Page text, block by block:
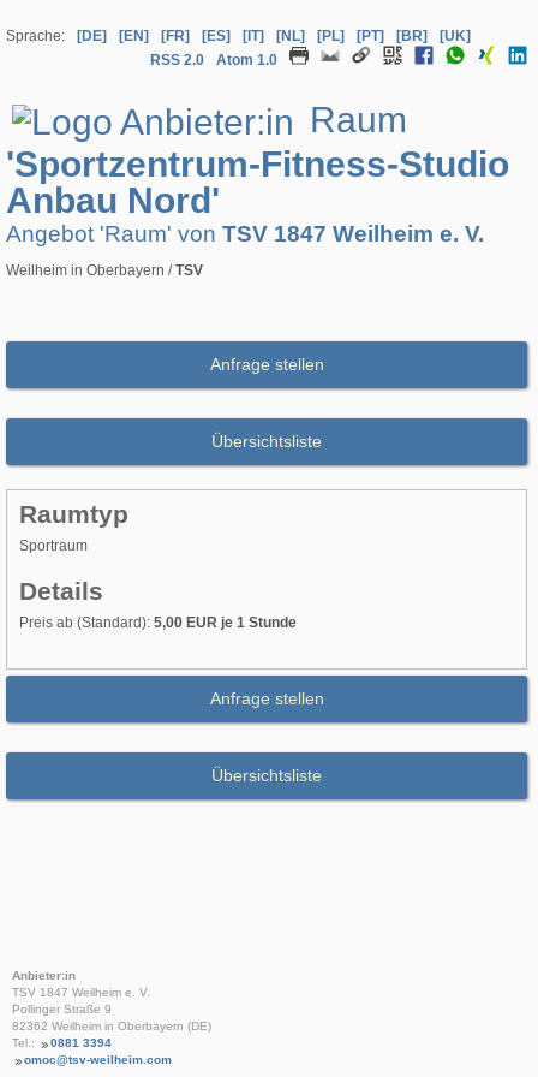
Sprache: [DE] [EN] [FR] [ES] [IT] [NL] [PL] [PT] [BR]
[UK]
RSS 2.0
Atom 1.0
Raum
'Sportzentrum-Fitness-Studio
Anbau Nord'
Angebot 'Raum' von TSV 1847 Weilheim e. V.
Weilheim in Oberbayern /TSV
Anfrage stellen
Übersichtsliste
Raumtyp
Sportraum
Details
Preis ab (Standard): 5,00 EUR je 1 Stunde
Anfrage stellen
Übersichtsliste
Anbieter:in
TSV 1847 Weilheim e. V.
Pollinger Straße 9
82362 Weilheim in Oberbayern (DE)
Tel.:
0881 3394
omoc@tsv-weilheim.com